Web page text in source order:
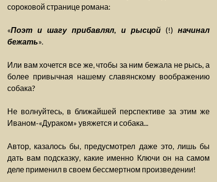
сороковой странице романа:
«Поэт и шагу прибавлял, и рысцой (!) начинал
бежать».
Или вам хочется все же, чтобы за ним бежала не рысь, а
более привычная нашему славянскому воображению
собака?
Не волнуйтесь, в ближайшей перспективе за этим же
Иваном-«Дураком» увяжется и собака...
Автор, казалось бы, предусмотрел даже это, лишь бы
дать вам подсказку, какие именно Ключи он на самом
деле применил в своем бессмертном произведении!